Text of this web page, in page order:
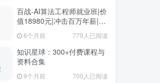
百战-AI算法工程师就业班|价
值18980元|冲击百万年薪|完
结无秘
6个月前 779人已阅读
知识星球：300+付费课程与
资料合集
9个月前 700人已阅读